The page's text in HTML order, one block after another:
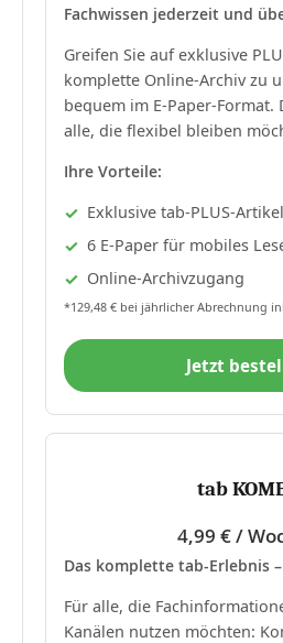
Fachwissen jederzeit und
Greifen Sie auf exklusive
komplette Online-Archiv zu
bequem im E-Paper-
alle, die flexibel bleiben
Ihre Vorteile:
Exklusive tab-PLUS-Artikel
6 E-Paper für mobiles
Online-Archivzugang
*129,48 € bei jährlicher Abrechnung
Jetzt
tab
4,99 € /
Das komplette tab-Erlebnis
Für alle, die
Kanälen nutzen möchten: